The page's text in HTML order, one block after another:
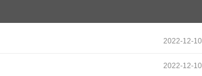
2022-12-10
2022-12-10